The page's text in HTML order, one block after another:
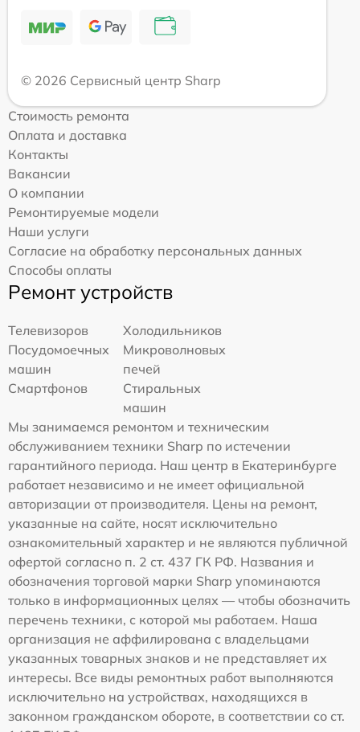
© 2026 Сервисный центр Sharp
Стоимость ремонта
Оплата и доставка
Контакты
Вакансии
О компании
Ремонтируемые модели
Наши услуги
Согласие на обработку персональных данных
Способы оплаты
Ремонт устройств
Телевизоров
Холодильников
Посудомоечных
машин
Микроволновых
печей
Смартфонов
Стиральных
машин
Мы занимаемся ремонтом и техническим
обслуживанием техники Sharp по истечении
гарантийного периода. Наш центр в Екатеринбурге
работает независимо и не имеет официальной
авторизации от производителя. Цены на ремонт,
указанные на сайте, носят исключительно
ознакомительный характер и не являются публичной
офертой согласно п. 2 ст. 437 ГК РФ. Названия и
обозначения торговой марки Sharp упоминаются
только в информационных целях — чтобы обозначить
перечень техники, с которой мы работаем. Наша
организация не аффилирована с владельцами
указанных товарных знаков и не представляет их
интересы. Все виды ремонтных работ выполняются
исключительно на устройствах, находящихся в
законном гражданском обороте, в соответствии со ст.